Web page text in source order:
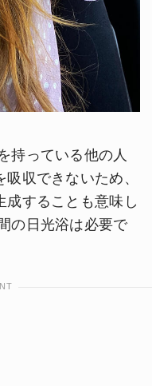
持っている他の人
収できないため、
成することも意味し
の日光浴は必要で